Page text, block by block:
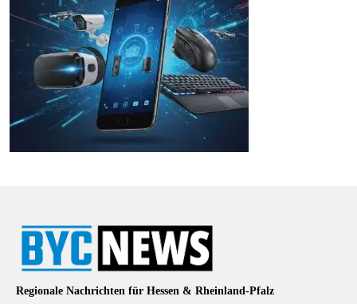
Regionale Nachrichten für Hessen & Rheinland-Pfalz